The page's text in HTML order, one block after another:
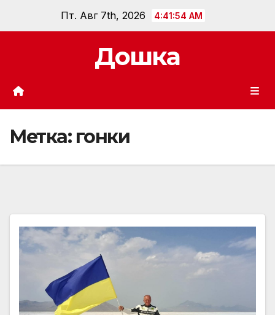
Пт. Авг 7th, 2026 4:41:55 AM
Дошка
Метка: гонки